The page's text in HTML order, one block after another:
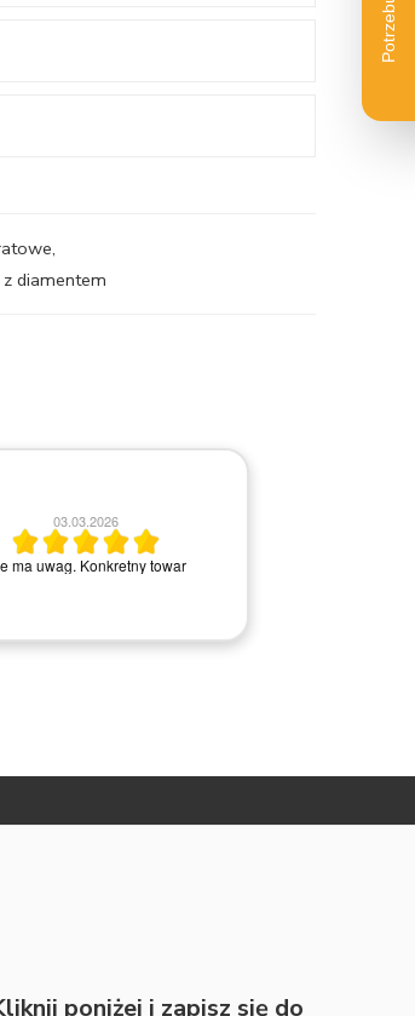
,
diamentem
03.03.2026
ma uwag. Konkretny towar
poniżej i zapisz się do